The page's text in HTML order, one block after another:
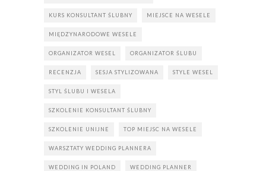
KURS KONSULTANT ŚLUBNY MIEJSCE NA WESELE
MIĘDZYNARODOWE WESELE
ORGANIZATOR WESEL ORGANIZATOR ŚLUBU
RECENZJA SESJA STYLIZOWANA STYLE WESEL
STYL ŚLUBU I WESELA
SZKOLENIE KONSULTANT ŚLUBNY
SZKOLENIE UNIJNE TOP MIEJSC NA WESELE
WARSZTATY WEDDING PLANNERA
WEDDING IN POLAND WEDDING PLANNER